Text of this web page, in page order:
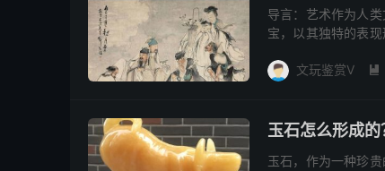
导言：艺术作为人
宝，以其独特的表
文玩鉴赏V 
玉石怎么形成
玉石，作为一种珍